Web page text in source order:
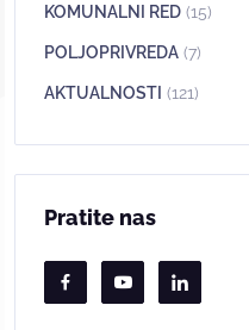
KOMUNALNI RED (15)
POLJOPRIVREDA (7)
AKTUALNOSTI (121)
Pratite nas